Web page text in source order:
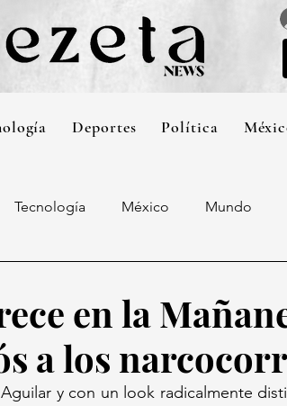
Deportes Política
Tecnología México Mundo
en la
a los
y con un look radicalmente